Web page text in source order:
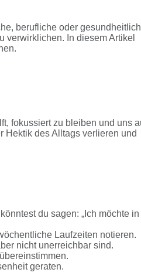
berufliche oder
verwirklichen. In diesem Artikel
fokussiert zu bleiben und uns
Hektik des Alltags verlieren und
du sagen: „Ich möchte in
Laufzeiten notieren.
nicht unerreichbar sind.
geraten.